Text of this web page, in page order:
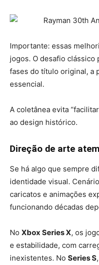
Importante: essas
jogos. O desafio clássico
fases do título original, a
essencial.
A coletânea evita
ao design histórico.
Direção de arte
Se há algo que sempre
identidade visual.
caricatos e animações
funcionando décadas
No Xbox Series X, os
e estabilidade, com
inexistentes. No Series S